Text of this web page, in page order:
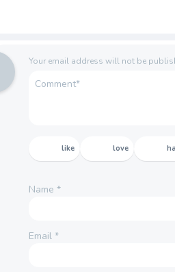
Your email address will not be
like love
Name*
Email*